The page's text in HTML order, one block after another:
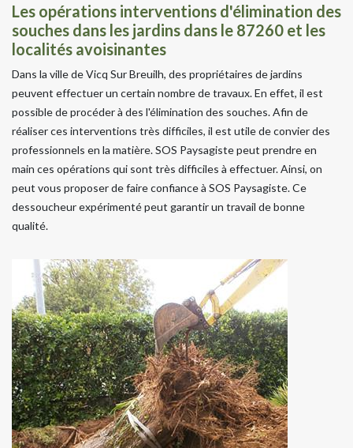
Les opérations interventions d'élimination des
souches dans les jardins dans le 87260 et les
localités avoisinantes
Dans la ville de Vicq Sur Breuilh, des propriétaires de jardins
peuvent effectuer un certain nombre de travaux. En effet, il est
possible de procéder à des l'élimination des souches. Afin de
réaliser ces interventions très difficiles, il est utile de convier des
professionnels en la matière. SOS Paysagiste peut prendre en
main ces opérations qui sont très difficiles à effectuer. Ainsi, on
peut vous proposer de faire confiance à SOS Paysagiste. Ce
dessoucheur expérimenté peut garantir un travail de bonne
qualité.